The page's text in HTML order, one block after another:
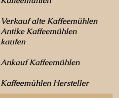
Verkauf alte Kaffeemühlen
Antike Kaffeemühlen
kaufen
Ankauf Kaffeemühlen
Kaffeemühlen Hersteller